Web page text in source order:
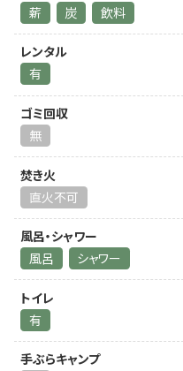
薪
炭 飲料
レンタル
有
ゴミ回収
無
焚き火
直火不可
風呂・シャワー
風呂
シャワー
トイレ
有
手ぶらキャンプ